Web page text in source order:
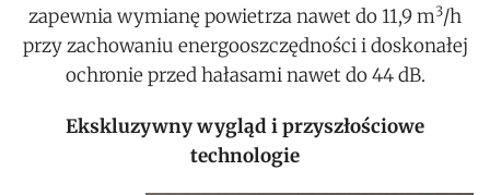
zapewnia wymianę powietrza nawet do 11,9 m3/h
przy zachowaniu energooszczędności i doskonałej
ochronie przed hałasami nawet do 44 dB.
Ekskluzywny wygląd i przyszłościowe
technologie